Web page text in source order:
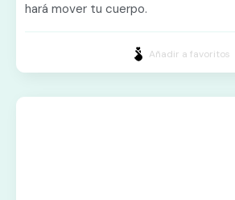
hará mover tu cuerpo.
Añadir a favoritos